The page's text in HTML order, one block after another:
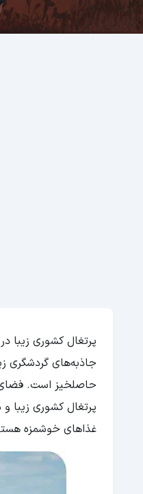
پرتغال کشوری زیبا
جاذبه‌های گردشگری
حاصلخیز است. فضای
پرتغال کشوری زیبا
غذاهای خوشمزه